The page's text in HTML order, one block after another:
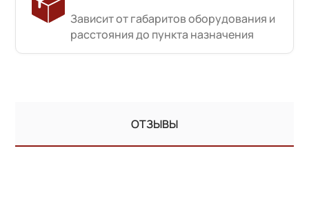
Зависит от габаритов оборудования и
расстояния до пункта назначения
ОТЗЫВЫ